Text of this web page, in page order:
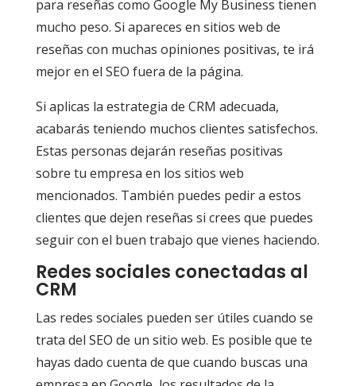
para reseñas como Google My Business tienen
mucho peso. Si apareces en sitios web de
reseñas con muchas opiniones positivas, te irá
mejor en el SEO fuera de la página.
Si aplicas la estrategia de CRM adecuada,
acabarás teniendo muchos clientes satisfechos.
Estas personas dejarán reseñas positivas
sobre tu empresa en los sitios web
mencionados. También puedes pedir a estos
clientes que dejen reseñas si crees que puedes
seguir con el buen trabajo que vienes haciendo.
Redes sociales conectadas al
CRM
Las redes sociales pueden ser útiles cuando se
trata del SEO de un sitio web. Es posible que te
hayas dado cuenta de que cuando buscas una